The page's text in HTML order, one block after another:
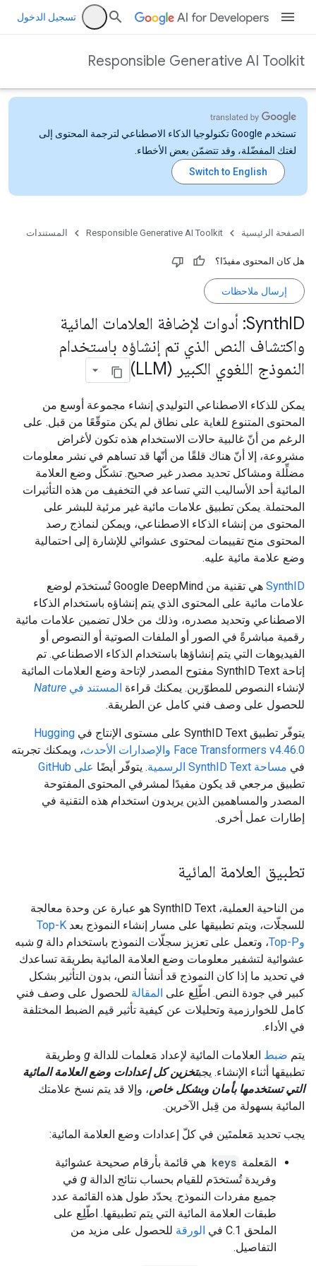
تسجيل الدخول
Responsible Generative AI Toolkit
تستخدم Google تكنولوجيا الذكاء الاصطناعي لترجمة المحتوى إلى
لغتك المفضّلة، وقد تتضمّن بعض الأخطاء.
الصفحة الرئيسية Responsible Generative AI Toolkit المستندات
هل كان المحتوى مفيدًا؟
إرسال ملاحظات
SynthID: أدوات لإضافة العلامات المائية
واكتشاف النص الذي تم إنشاؤه باستخدام
النموذج اللغوي الكبير (LLM)
يمكن للذكاء الاصطناعي التوليدي إنشاء مجموعة أوسع من
المحتوى المتنوع للغاية على نطاق لم يكن متوقّعًا من قبل. على
الرغم من أنّ غالبية حالات الاستخدام هذه تكون لأغراض
مشروعة، إلا أنّ هناك قلقًا من أنّها قد تساهم في نشر معلومات
مضلِّلة ومشاكل تحديد مصدر غير صحيح. تشكّل وضع العلامة
المائية أحد الأساليب التي تساعد في التخفيف من هذه التأثيرات
المحتملة. يمكن تطبيق علامات مائية غير مرئية للبشر على
المحتوى من إنشاء الذكاء الاصطناعي، ويمكن لنماذج رصد
المحتوى منح تقييمات لمحتوى عشوائي للإشارة إلى احتمالية
وضع علامة مائية عليه.
SynthID
هي تقنية من Google DeepMind تُستخدَم لوضع
علامات مائية على المحتوى الذي يتم إنشاؤه باستخدام الذكاء
الاصطناعي وتحديد مصدره، وذلك من خلال تضمين علامات مائية
رقمية مباشرةً في الصور أو الملفات الصوتية أو النصوص أو
الفيديوهات التي يتم إنشاؤها باستخدام الذكاء الاصطناعي. تم
إتاحة SynthID Text مفتوح المصدر لإتاحة وضع العلامات المائية
لإنشاء النصوص للمطوّرين. يمكنك قراءة المستند في Nature
للحصول على وصف فني كامل عن الطريقة.
يتوفّر تطبيق SynthID Text على مستوى الإنتاج في
Hugging
Face Transformers v4.46.0 والإصدارات الأحدث
، ويمكنك تجربته
في مساحة SynthID Text الرسمية . يتوفّر أيضًا على GitHub
تطبيق مرجعي قد يكون مفيدًا لمشرفي المحتوى المفتوحة
المصدر والمساهمين الذين يريدون استخدام هذه التقنية في
إطارات عمل أخرى.
تطبيق العلامة المائية
من الناحية العملية، SynthID Text هو عبارة عن وحدة معالجة
للسجلّات، ويتم تطبيقها على مسار إنشاء النموذج بعد Top-K
وTop-P
، وتعمل على تعزيز سجلّات النموذج باستخدام دالة g شبه
عشوائية لتشفير معلومات وضع العلامة المائية بطريقة تساعدك
في تحديد ما إذا كان النموذج قد أنشأ النص، بدون التأثير بشكل
كبير في جودة النص. اطّلِع على المقالة للحصول على وصف فني
كامل للخوارزمية وتحليلات عن كيفية تأثير قيم الضبط المختلفة
في الأداء.
يتم ضبط العلامات المائية لإعداد مَعلمات للدالة g وطريقة
تطبيقها أثناء الإنشاء. يجبتخزين كل إعدادات وضع العلامة المائية
التي تستخدمها بأمان وبشكل خاص، وإلا قد يتم نسخ علامتك
المائية بسهولة من قِبل الآخرين.
يجب تحديد مَعلمتَين في كلّ إعدادات وضع العلامة المائية:
المَعلمة keys هي قائمة بأرقام صحيحة عشوائية
وفريدة تُستخدَم للقيام بحساب نتائج الدالة g في
جميع مفردات النموذج. يحدّد طول هذه القائمة عدد
طبقات العلامة المائية التي يتم تطبيقها. اطّلِع على
الملحق C.1 في
الورقة للحصول على مزيد من
التفاصيل.